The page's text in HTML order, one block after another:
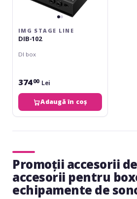
IMG STAGE LINE
DIB-102
DI box
37400 Lei
Adaugă în coș
Promoții accesorii
accesorii pentru
echipamente de